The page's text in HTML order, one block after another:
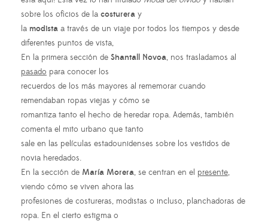
sobre los oficios de la costurera y
la modista a través de un viaje por todos los tiempos y desde
diferentes puntos de vista,
En la primera sección de Shantall Novoa, nos trasladamos al
pasado para conocer los
recuerdos de los más mayores al rememorar cuando
remendaban ropas viejas y cómo se
romantiza tanto el hecho de heredar ropa. Además, también
comenta el mito urbano que tanto
sale en las películas estadounidenses sobre los vestidos de
novia heredados.
En la sección de María Morera, se centran en el presente,
viendo cómo se viven ahora las
profesiones de costureras, modistas o incluso, planchadoras de
ropa. En el cierto estigma o